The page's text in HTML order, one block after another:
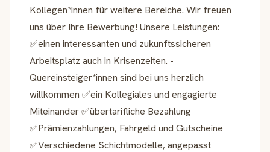
Kollegen*innen für weitere Bereiche. Wir freuen
uns über Ihre Bewerbung! Unsere Leistungen:
✅einen interessanten und zukunftssicheren
Arbeitsplatz auch in Krisenzeiten. -
Quereinsteiger*innen sind bei uns herzlich
willkommen ✅ein Kollegiales und engagierte
Miteinander ✅übertarifliche Bezahlung
✅Prämienzahlungen, Fahrgeld und Gutscheine
✅Verschiedene Schichtmodelle, angepasst